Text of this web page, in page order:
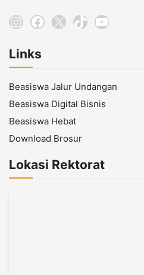
Instagram
Facebook
X TikTokYouTube
Links
Beasiswa Jalur Undangan
Beasiswa Digital Bisnis
Beasiswa Hebat
Download Brosur
Lokasi Rektorat